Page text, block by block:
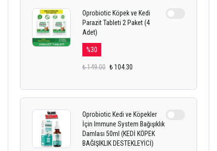
Oprobiotic Köpek ve Kedi
Parazit Tableti 2 Paket (4
Adet)
%30
₺ 149.00 ₺ 104.30
Oprobiotic Kedi ve Köpekler
İçin Immune System Bağışıklık
Damlası 50ml (KEDİ KÖPEK
BAĞIŞIKLIK DESTEKLEYİCİ)